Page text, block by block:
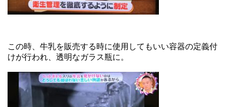
この時、牛乳を販売する時に使用してもいい容器の定義付
けが行われ、透明なガラス瓶に。